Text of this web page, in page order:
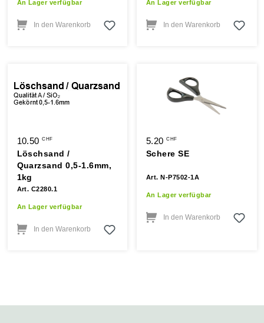
An Lager verfügbar
In den Warenkorb
An Lager verfügbar
In den Warenkorb
10.50CHF
Löschsand /
Quarzsand 0,5-1.6mm,
1kg
Art. C2280.1
An Lager verfügbar
In den Warenkorb
5.20CHF
Schere SE
Art. N-P7502-1A
An Lager verfügbar
In den Warenkorb